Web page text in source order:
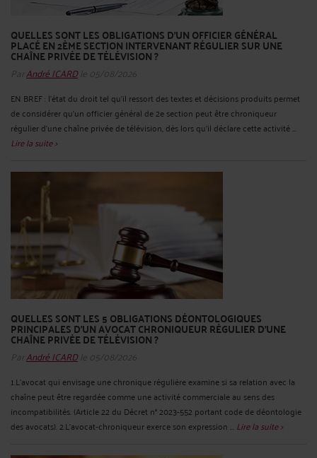
QUELLES SONT LES OBLIGATIONS D’UN OFFICIER GÉNÉRAL
PLACÉ EN 2ÈME SECTION INTERVENANT RÉGULIER SUR UNE
CHAÎNE PRIVÉE DE TÉLÉVISION ?
ParAndré ICARDle 05/08/2026
EN BREF : l’état du droit tel qu’il ressort des textes et décisions produits permet
de considérer qu’un officier général de 2e section peut être chroniqueur
régulier d’une chaîne privée de télévision, dès lors qu’il déclare cette activité ...
Lire la suite >
QUELLES SONT LES 5 OBLIGATIONS DÉONTOLOGIQUES
PRINCIPALES D’UN AVOCAT CHRONIQUEUR RÉGULIER D’UNE
CHAÎNE PRIVÉE DE TÉLÉVISION ?
ParAndré ICARDle 05/08/2026
1.L’avocat qui envisage une chronique régulière examine si sa relation avec la
chaîne peut être regardée comme une activité commerciale au sens des
incompatibilités. (Article 22 du Décret n° 2023-552 portant code de déontologie
des avocats). 2.L’avocat‑chroniqueur exerce son expression ... Lire la suite >